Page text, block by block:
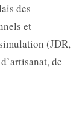
des
et
(JDR,
de